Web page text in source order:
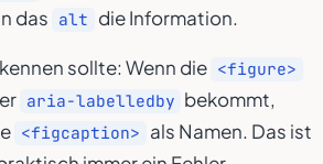
das alt die Information.
sollte: Wenn die <figure>
aria-labelledby bekommt,
<figcaption> als Namen. Das ist